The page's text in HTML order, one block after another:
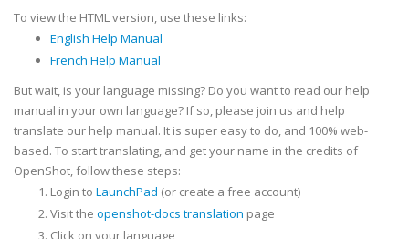
To view the HTML version, use these links:
English Help Manual
French Help Manual
But wait, is your language missing? Do you want to read our help
manual in your own language? If so, please join us and help
translate our help manual. It is super easy to do, and 100% web-
based. To start translating, and get your name in the credits of
OpenShot, follow these steps:
Login to LaunchPad (or create a free account)
Visit the openshot-docs translation page
Click on your language